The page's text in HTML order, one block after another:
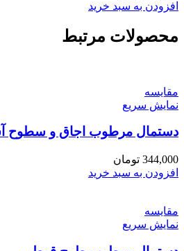
افزودن به سبد خرید
محصولات مرتبط
مقايسه
نمایش سریع
دستمال مرطوب اجاق و سطوح
344,000 تومان
افزودن به سبد خرید
مقايسه
نمایش سریع